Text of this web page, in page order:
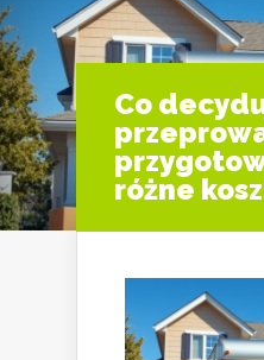
Co
różne